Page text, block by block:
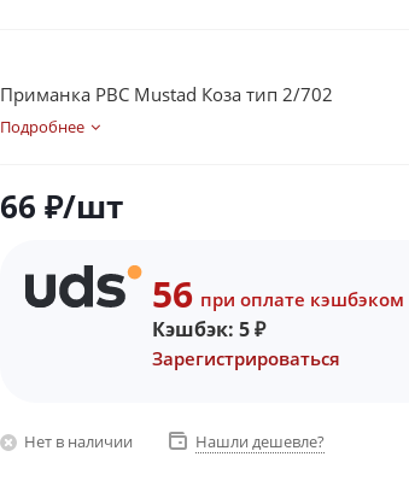
Приманка РВС Mustad Коза тип 2/702
Подробнее
66 ₽/шт
56 при оплате кэшбэком
Кэшбэк: 5₽
Зарегистрироваться
Нет в наличии Нашли дешевле?